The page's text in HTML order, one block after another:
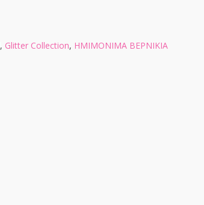
, Glitter Collection, ΗΜΙΜΟΝΙΜΑ ΒΕΡΝΙΚΙΑ